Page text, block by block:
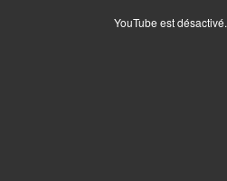
YouTube est désactivé.